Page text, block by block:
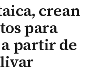
crean
para
partir de